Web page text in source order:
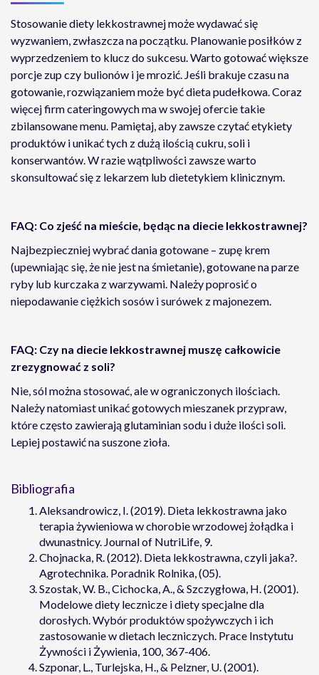
Stosowanie diety lekkostrawnej może wydawać się
wyzwaniem, zwłaszcza na początku. Planowanie posiłków z
wyprzedzeniem to klucz do sukcesu. Warto gotować większe
porcje zup czy bulionów i je mrozić. Jeśli brakuje czasu na
gotowanie, rozwiązaniem może być dieta pudełkowa. Coraz
więcej firm cateringowych ma w swojej ofercie takie
zbilansowane menu. Pamiętaj, aby zawsze czytać etykiety
produktów i unikać tych z dużą ilością cukru, soli i
konserwantów. W razie wątpliwości zawsze warto
skonsultować się z lekarzem lub dietetykiem klinicznym.
FAQ: Co zjeść na mieście, będąc na diecie lekkostrawnej?
Najbezpieczniej wybrać dania gotowane – zupę krem
(upewniając się, że nie jest na śmietanie), gotowane na parze
ryby lub kurczaka z warzywami. Należy poprosić o
niepodawanie ciężkich sosów i surówek z majonezem.
FAQ: Czy na diecie lekkostrawnej muszę całkowicie
zrezygnować z soli?
Nie, sól można stosować, ale w ograniczonych ilościach.
Należy natomiast unikać gotowych mieszanek przypraw,
które często zawierają glutaminian sodu i duże ilości soli.
Lepiej postawić na suszone zioła.
Bibliografia
Aleksandrowicz, I. (2019). Dieta lekkostrawna jako
terapia żywieniowa w chorobie wrzodowej żołądka i
dwunastnicy. Journal of NutriLife, 9.
Chojnacka, R. (2012). Dieta lekkostrawna, czyli jaka?.
Agrotechnika. Poradnik Rolnika, (05).
Szostak, W. B., Cichocka, A., & Szczygłowa, H. (2001).
Modelowe diety lecznicze i diety specjalne dla
dorosłych. Wybór produktów spożywczych i ich
zastosowanie w dietach leczniczych. Prace Instytutu
Żywności i Żywienia, 100, 367-406.
Szponar, L., Turlejska, H., & Pelzner, U. (2001).